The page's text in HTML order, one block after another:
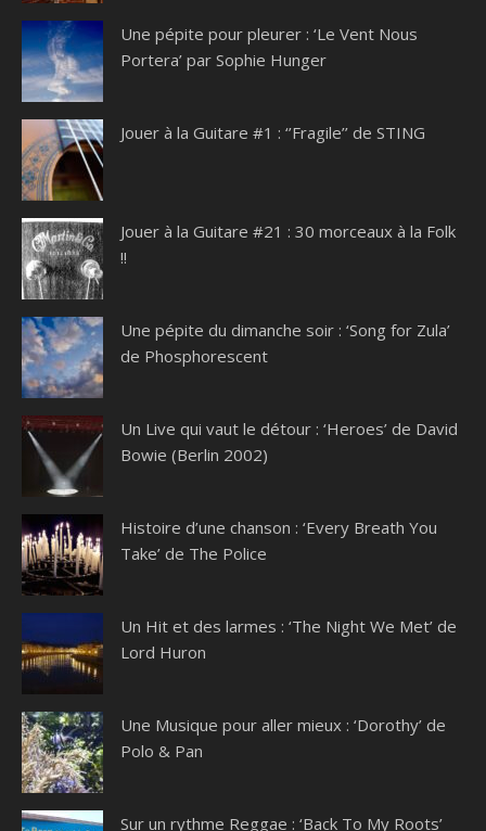
Une pépite pour pleurer : ‘Le Vent Nous
Portera’ par Sophie Hunger
Jouer à la Guitare #1 : ‘’Fragile’’ de STING
Jouer à la Guitare #21 : 30 morceaux à la Folk
!!
Une pépite du dimanche soir : ‘Song for Zula’
de Phosphorescent
Un Live qui vaut le détour : ‘Heroes’ de David
Bowie (Berlin 2002)
Histoire d’une chanson : ‘Every Breath You
Take’ de The Police
Un Hit et des larmes : ‘The Night We Met’ de
Lord Huron
Une Musique pour aller mieux : ‘Dorothy’ de
Polo & Pan
Sur un rythme Reggae : ‘Back To My Roots’